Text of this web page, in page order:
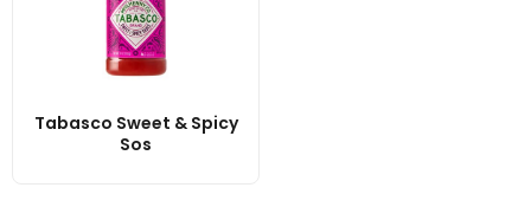
Tabasco Sweet & Spicy
Sos